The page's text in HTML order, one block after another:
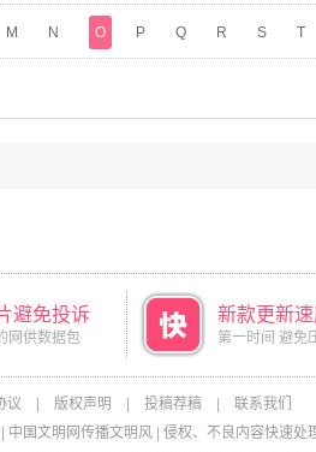
M N O P Q R S T
避免投诉
网供数据包
新款更新
第一时间 避免
议 版权声明 投稿荐稿
联系我们
中国文明网传播文明风| 侵权、不良内容快速处